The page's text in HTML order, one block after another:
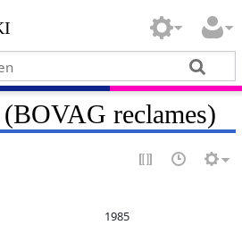
reclames)
1985